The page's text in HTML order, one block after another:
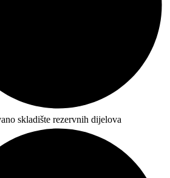
skladište rezervnih dijelova